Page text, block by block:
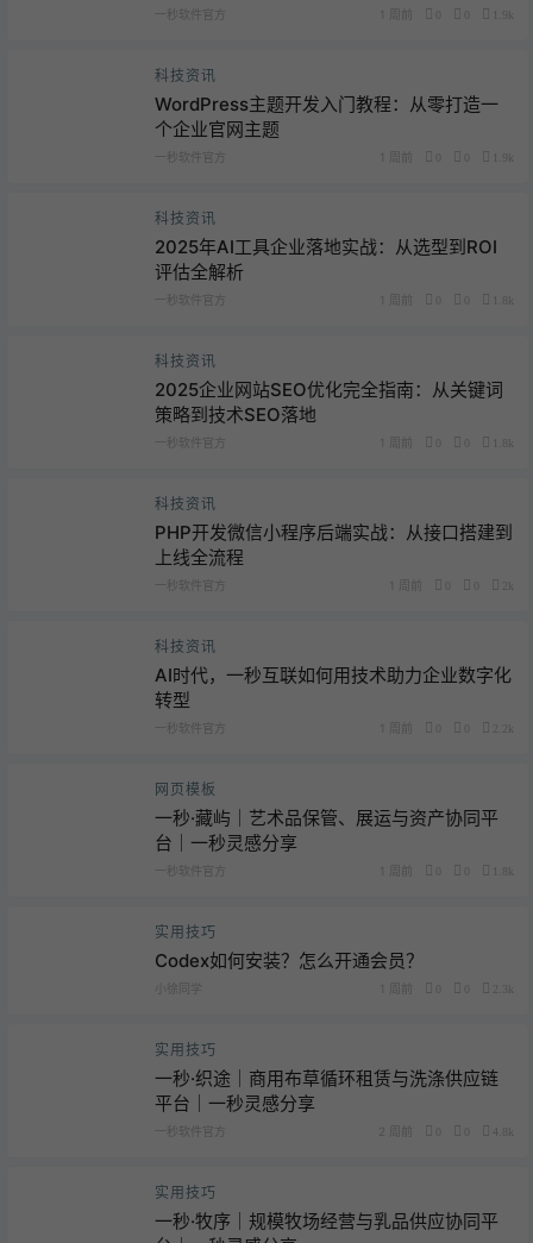
一秒软件官方 1 周前 1.9k
科技资讯
WordPress主题开发入门教程：从零打造一
个企业官网主题
一秒软件官方 1 周前 1.9k
科技资讯
2025年AI工具企业落地实战：从选型到ROI
评估全解析
一秒软件官方 1 周前 1.8k
科技资讯
2025企业网站SEO优化完全指南：从关键词
策略到技术SEO落地
一秒软件官方 1 周前 1.8k
科技资讯
PHP开发微信小程序后端实战：从接口搭建到
上线全流程
一秒软件官方 1 周前 2k
科技资讯
AI时代，一秒互联如何用技术助力企业数字化
转型
一秒软件官方 1 周前 2.2k
网页模板
一秒·藏屿｜艺术品保管、展运与资产协同平
台｜一秒灵感分享
一秒软件官方 1 周前 1.8k
实用技巧
Codex如何安装？怎么开通会员？
小徐同学 1 周前 2.3k
实用技巧
一秒·织途｜商用布草循环租赁与洗涤供应链
平台｜一秒灵感分享
一秒软件官方 2 周前 4.8k
实用技巧
一秒·牧序｜规模牧场经营与乳品供应协同平